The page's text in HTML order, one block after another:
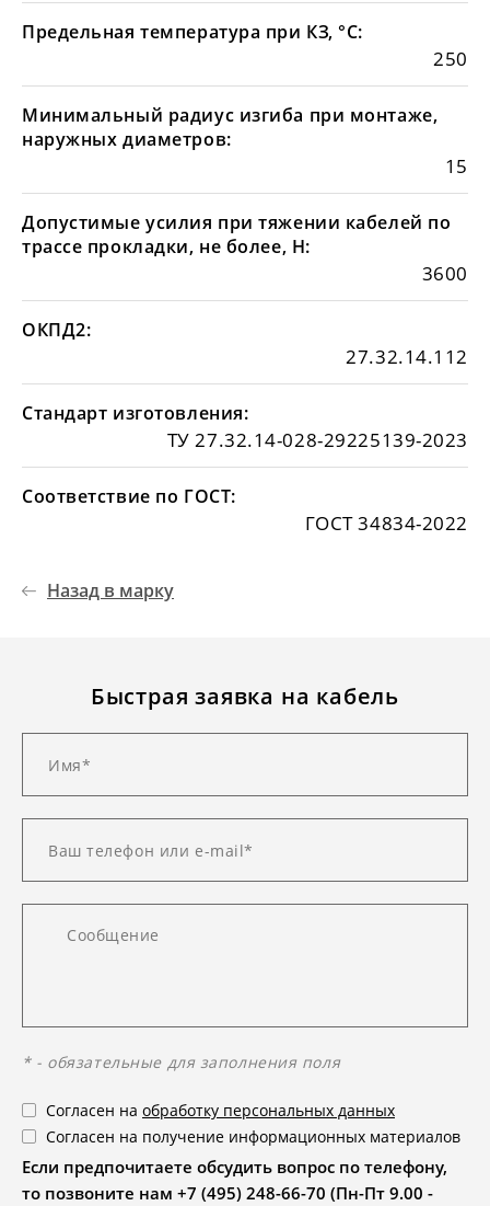
Предельная температура при КЗ, °С:
250
Минимальный радиус изгиба при монтаже,
наружных диаметров:
15
Допустимые усилия при тяжении кабелей по
трассе прокладки, не более, Н:
3600
ОКПД2:
27.32.14.112
Стандарт изготовления:
ТУ 27.32.14-028-29225139-2023
Соответствие по ГОСТ:
ГОСТ 34834-2022
Назад в марку
Быстрая заявка на кабель
* - обязательные для заполнения поля
Согласен на обработку персональных данных
Согласен на получение информационных материалов
Если предпочитаете обсудить вопрос по телефону,
то позвоните нам +7 (495) 248-66-70 (Пн-Пт 9.00 -